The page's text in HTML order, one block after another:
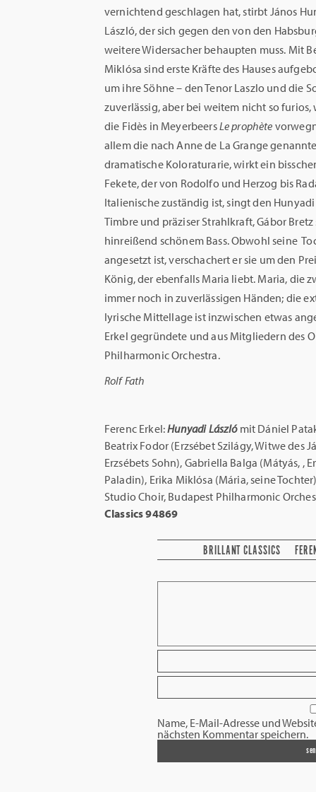
vernichtend geschlagen hat, stirbt János
László, der sich gegen den von den
weitere Widersacher behaupten muss. Mit
Miklósa sind erste Kräfte des Hauses
um ihre Söhne – den Tenor Laszlo und die
zuverlässig, aber bei weitem nicht so
die Fidès in MeyerbeersLe prophète
allem die nach Anne de La Grange
dramatische Koloraturarie, wirkt ein
Fekete, der von Rodolfo und Herzog bis
Italienische zuständig ist, singt den
Timbre und präziser Strahlkraft, Gábor
hinreißend schönem Bass. Obwohl seine
angesetzt ist, verschachert er sie um den
König, der ebenfalls Maria liebt. Maria, die
immer noch in zuverlässigen Händen; die
lyrische Mittellage ist inzwischen etwas
Erkel gegründete und aus Mitgliedern des
Philharmonic Orchestra.
Rolf Fath
Ferenc Erkel:Hunyadi László mit Dániel
Beatrix Fodor (Erzsébet Szilágy, Witwe des
Erzsébets Sohn), Gabriella Balga (Mátyás, ,
Paladin), Erika Miklósa (Mária, seine
Studio Choir, Budapest Philharmonic
Classics 94869
BRILLANT CLASSICS
Name, E-Mail-Adresse und
nächsten Kommentar speichern.